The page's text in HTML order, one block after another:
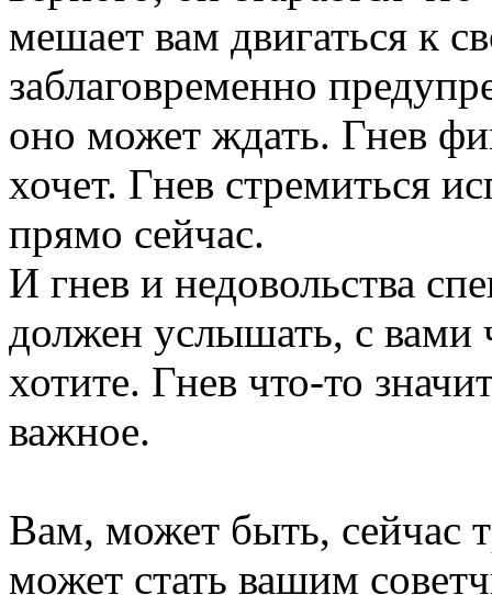
мешает вам двигаться к
заблаговременно
оно может ждать. Гнев
хочет. Гнев стремиться
прямо сейчас.
И гнев и недовольства
должен услышать, с вами
хотите. Гнев что-то
важное.
Вам, может быть, сейчас
может стать вашим